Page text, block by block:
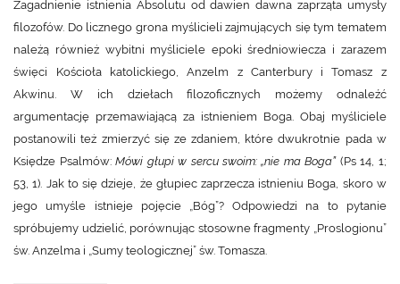
Zagadnienie istnienia Absolutu od dawien dawna zaprząta umysły
filozofów. Do licznego grona myślicieli zajmujących się tym tematem
należą również wybitni myśliciele epoki średniowiecza i zarazem
święci Kościoła katolickiego, Anzelm z Canterbury i Tomasz z
Akwinu. W ich dziełach filozoficznych możemy odnaleźć
argumentację przemawiającą za istnieniem Boga. Obaj myśliciele
postanowili też zmierzyć się ze zdaniem, które dwukrotnie pada w
Księdze Psalmów:Mówi głupi w sercu swoim: „nie ma Boga”(Ps 14, 1;
53, 1). Jak to się dzieje, że głupiec zaprzecza istnieniu Boga, skoro w
jego umyśle istnieje pojęcie „Bóg”? Odpowiedzi na to pytanie
spróbujemy udzielić, porównując stosowne fragmenty „Proslogionu”
św. Anzelma i „Sumy teologicznej” św. Tomasza.